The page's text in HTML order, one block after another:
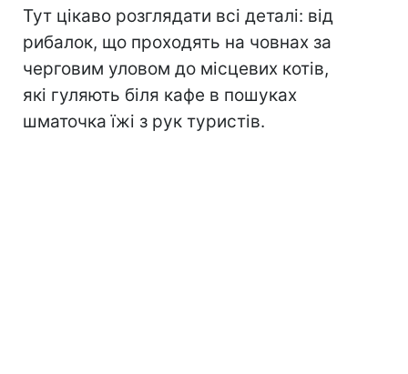
Тут цікаво розглядати всі деталі: від
рибалок, що проходять на човнах за
черговим уловом до місцевих котів,
які гуляють біля кафе в пошуках
шматочка їжі з рук туристів.